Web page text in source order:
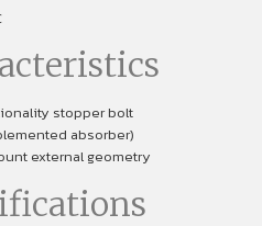
stopper bolt
absorber)
external geometry